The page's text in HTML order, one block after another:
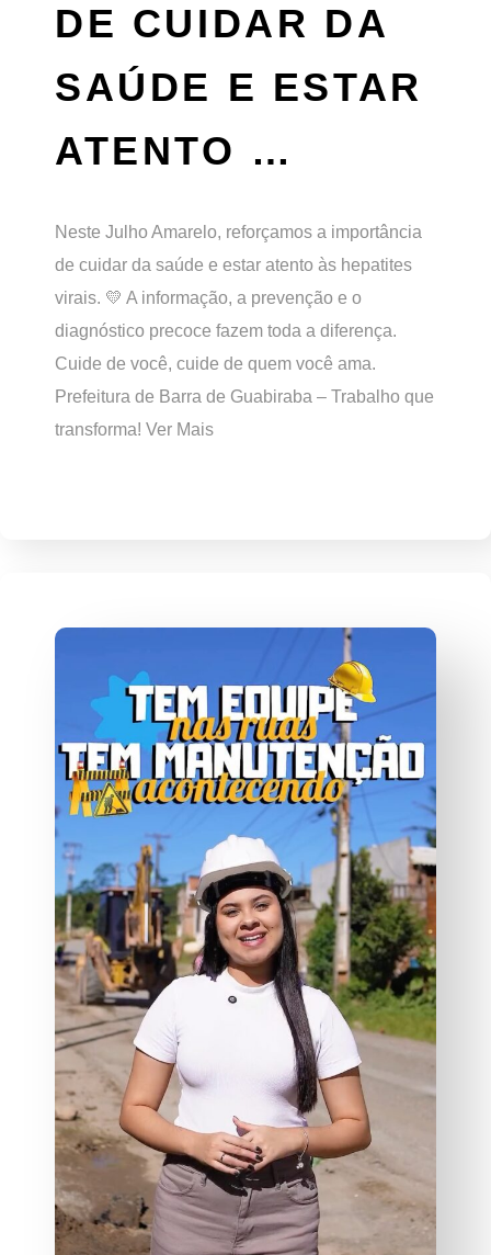
DE CUIDAR DA
SAÚDE E ESTAR
ATENTO …
Neste Julho Amarelo, reforçamos a importância
de cuidar da saúde e estar atento às hepatites
virais. 💛 A informação, a prevenção e o
diagnóstico precoce fazem toda a diferença.
Cuide de você, cuide de quem você ama.
Prefeitura de Barra de Guabiraba – Trabalho que
transforma! Ver Mais